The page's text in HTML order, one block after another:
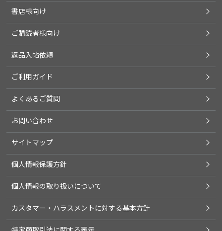
書店様向け
ご購読者様向け
返品入帖依頼
ご利用ガイド
よくあるご質問
お問い合わせ
サイトマップ
個人情報保護方針
個人情報の取り扱いについて
カスタマー・ハラスメントに対する基本方針